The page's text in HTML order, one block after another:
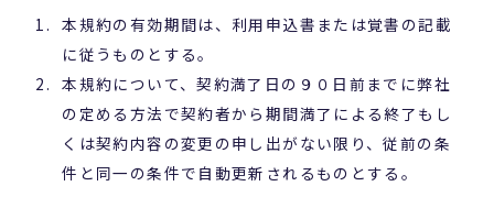
本規約の有効期間は、利用申込書または覚書の記載
に従うものとする。
本規約について、契約満了日の９０日前までに弊社
の定める方法で契約者から期間満了による終了もし
くは契約内容の変更の申し出がない限り、従前の条
件と同一の条件で自動更新されるものとする。